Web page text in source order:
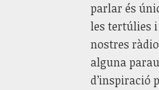
parlar és
les tertúlies i
nostres
alguna
d’inspiració